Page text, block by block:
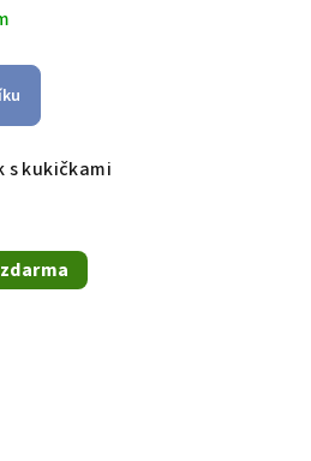
s kukičkami